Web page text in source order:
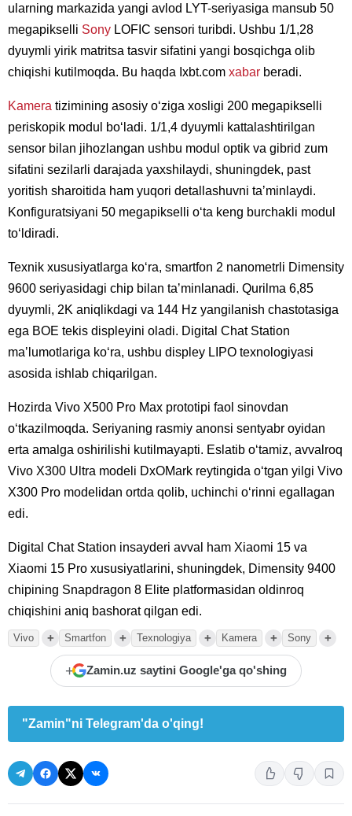
ularning markazida yangi avlod LYT-seriyasiga mansub 50
megapikselli Sony LOFIC sensori turibdi. Ushbu 1/1,28
dyuymli yirik matritsa tasvir sifatini yangi bosqichga olib
chiqishi kutilmoqda. Bu haqda Ixbt.com xabar beradi.
Kamera tizimining asosiy oʻziga xosligi 200 megapikselli
periskopik modul boʻladi. 1/1,4 dyuymli kattalashtirilgan
sensor bilan jihozlangan ushbu modul optik va gibrid zum
sifatini sezilarli darajada yaxshilaydi, shuningdek, past
yoritish sharoitida ham yuqori detallashuvni taʼminlaydi.
Konfiguratsiyani 50 megapikselli oʻta keng burchakli modul
toʻldiradi.
Texnik xususiyatlarga koʻra, smartfon 2 nanometrli Dimensity
9600 seriyasidagi chip bilan taʼminlanadi. Qurilma 6,85
dyuymli, 2K aniqlikdagi va 144 Hz yangilanish chastotasiga
ega BOE tekis displeyini oladi. Digital Chat Station
maʼlumotlariga koʻra, ushbu displey LIPO texnologiyasi
asosida ishlab chiqarilgan.
Hozirda Vivo X500 Pro Max prototipi faol sinovdan
oʻtkazilmoqda. Seriyaning rasmiy anonsi sentyabr oyidan
erta amalga oshirilishi kutilmayapti. Eslatib oʻtamiz, avvalroq
Vivo X300 Ultra modeli DxOMark reytingida oʻtgan yilgi Vivo
X300 Pro modelidan ortda qolib, uchinchi oʻrinni egallagan
edi.
Digital Chat Station insayderi avval ham Xiaomi 15 va
Xiaomi 15 Pro xususiyatlarini, shuningdek, Dimensity 9400
chipining Snapdragon 8 Elite platformasidan oldinroq
chiqishini aniq bashorat qilgan edi.
Vivo + Smartfon + Texnologiya + Kamera + Sony +
+ Zamin.uz saytini Google'ga qo'shing
"Zamin"ni Telegram'da o'qing!